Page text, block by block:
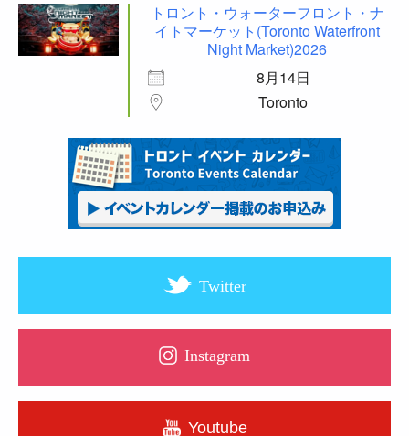
トロント・ウォーターフロント・ナ
イトマーケット(Toronto Waterfront
Night Market)2026
8月14日
Toronto
Twitter
Instagram
Youtube